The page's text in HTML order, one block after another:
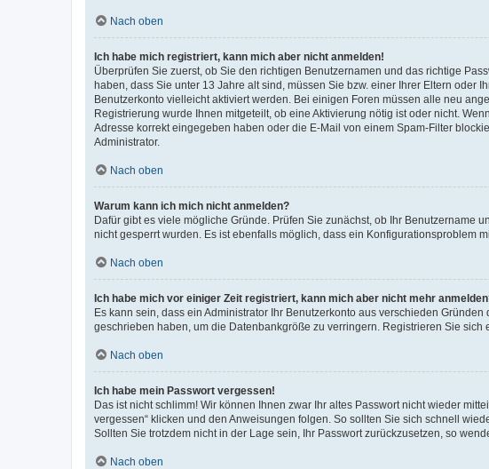
Nach oben
Ich habe mich registriert, kann mich aber nicht anmelden!
Überprüfen Sie zuerst, ob Sie den richtigen Benutzernamen und das richtige
haben, dass Sie unter 13 Jahre alt sind, müssen Sie bzw. einer Ihrer Eltern oder
Benutzerkonto vielleicht aktiviert werden. Bei einigen Foren müssen alle neu
Registrierung wurde Ihnen mitgeteilt, ob eine Aktivierung nötig ist oder nicht.
Adresse korrekt eingegeben haben oder die E-Mail von einem Spam-Filter
Administrator.
Nach oben
Warum kann ich mich nicht anmelden?
Dafür gibt es viele mögliche Gründe. Prüfen Sie zunächst, ob Ihr Benutzername
nicht gesperrt wurden. Es ist ebenfalls möglich, dass ein Konfigurationsproblem
Nach oben
Ich habe mich vor einiger Zeit registriert, kann mich aber nicht mehr
Es kann sein, dass ein Administrator Ihr Benutzerkonto aus verschieden
geschrieben haben, um die Datenbankgröße zu verringern. Registrieren Sie
Nach oben
Ich habe mein Passwort vergessen!
Das ist nicht schlimm! Wir können Ihnen zwar Ihr altes Passwort nicht wieder
vergessen“ klicken und den Anweisungen folgen. So sollten Sie sich schnell
Sollten Sie trotzdem nicht in der Lage sein, Ihr Passwort zurückzusetzen, so
Nach oben